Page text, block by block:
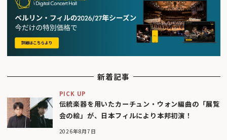
新着記事
PICK UP
伝統楽器を用いたカーチュン・ウォン編曲の「展覧
会の絵」が、日本フィルにより本邦初演！
2026年8月7日